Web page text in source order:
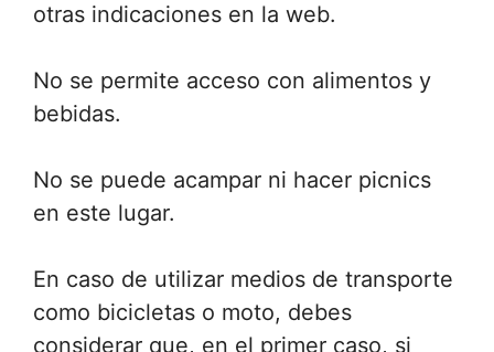
otras indicaciones en la web.
No se permite acceso con alimentos y
bebidas.
No se puede acampar ni hacer picnics
en este lugar.
En caso de utilizar medios de transporte
como bicicletas o moto, debes
considerar que, en el primer caso, si